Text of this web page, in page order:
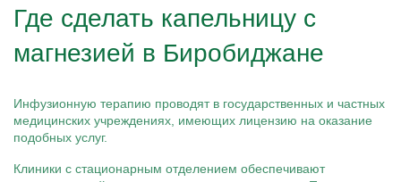
Где сделать капельницу с
магнезией в Биробиджане
Инфузионную терапию проводят в государственных и частных
медицинских учреждениях, имеющих лицензию на оказание
подобных услуг.
Клиники с стационарным отделением обеспечивают